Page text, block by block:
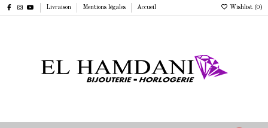
Livraison Mentions légales Accueil Wishlist (0 )